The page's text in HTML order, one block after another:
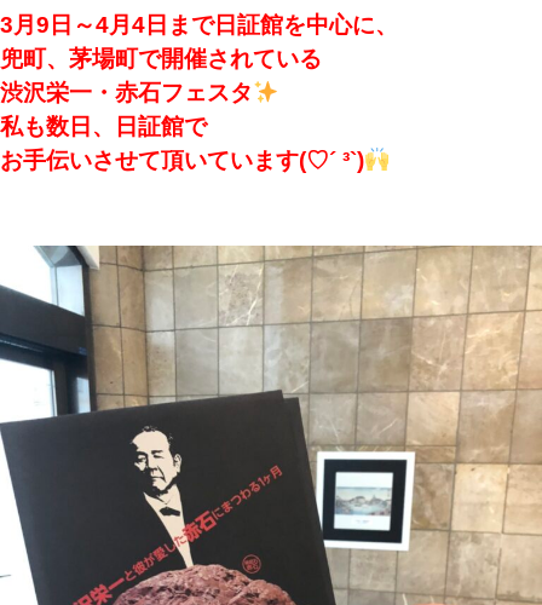
3月9日～4月4日まで日証館を中心に、
兜町、茅場町で開催されている
渋沢栄一・赤石フェスタ
私も数日、
日証館で
お手伝いさせて頂いています(♡´ ³`)